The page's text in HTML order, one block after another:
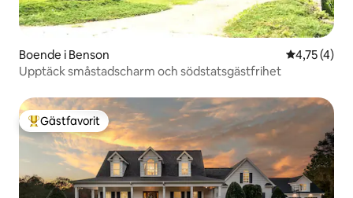
Boende i Benson 4,75 av 5 i
4,75 (4)
Upptäck småstadscharm och södstatsgästfrihet
Populär gästfavorit
Gästfavorit